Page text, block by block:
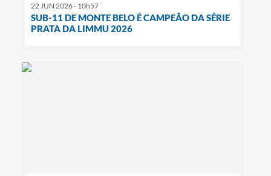
22 JUN 2026 - 10h57
SUB-11 DE MONTE BELO É CAMPEÃO DA SÉRIE
PRATA DA LIMMU 2026